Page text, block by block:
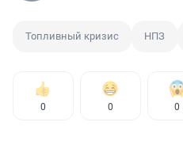
Топливный кризис НПЗ
0 0 0